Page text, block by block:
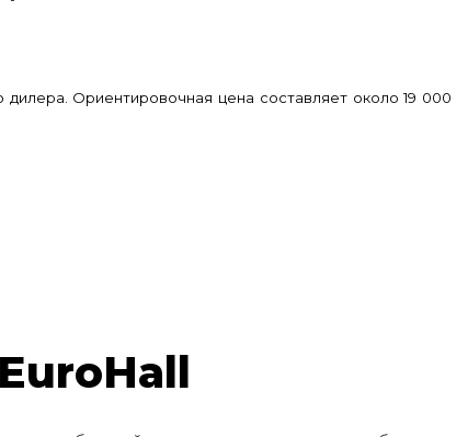
Ориентировочная цена составляет около 19 000